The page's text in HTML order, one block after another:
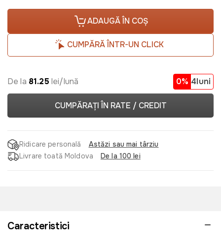
ADAUGĂ ÎN COȘ
CUMPĂRĂ ÎNTR-UN CLICK
De la 81.25 lei/lună 0% 4luni
CUMPĂRAȚI ÎN RATE / CREDIT
Ridicare personală
Astăzi sau mai târziu
Livrare toată Moldova
De la 100 lei
Caracteristici